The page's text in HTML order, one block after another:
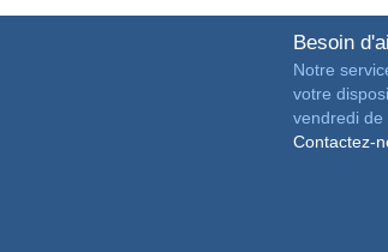
Besoin
Notre
votre
vendredi de
Contactez-